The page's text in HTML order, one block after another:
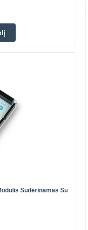
3 nepriklausomais
jutikliams LM35 ir
sąrašo
Suderinamas Su